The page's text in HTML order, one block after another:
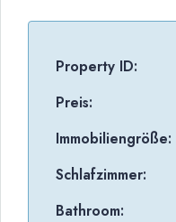
Property ID:
Preis:
Immobiliengröße:
Schlafzimmer:
Bathroom: